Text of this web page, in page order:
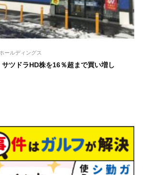
ールディングス
ツドラHD株を16％超まで買い増し